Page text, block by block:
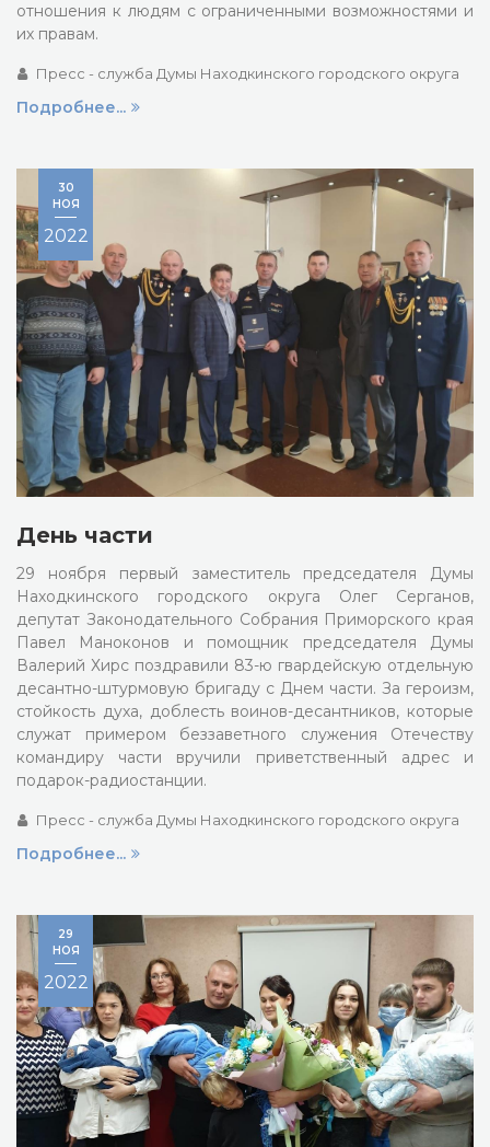
отношения к людям с ограниченными возможностями и
их правам.
Пресс - служба Думы Находкинского городского округа
Подробнее...
День части
29 ноября первый заместитель председателя Думы
Находкинского городского округа Олег Серганов,
депутат Законодательного Cобрания Приморского края
Павел Маноконов и помощник председателя Думы
Валерий Хирс поздравили 83-ю гвардейскую отдельную
десантно-штурмовую бригаду с Днем части. За героизм,
стойкость духа, доблесть воинов-десантников, которые
служат примером беззаветного служения Отечеству
командиру части вручили приветственный адрес и
подарок-радиостанции.
30
НОЯ
2022
Пресс - служба Думы Находкинского городского округа
Подробнее...
29
НОЯ
2022